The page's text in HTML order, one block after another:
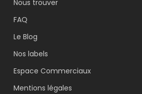
Nous trouver
FAQ
Le Blog
Nos labels
Espace Commerciaux
Mentions légales